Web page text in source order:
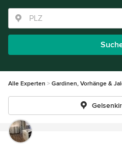
Alle Experten Gardinen, Vorhänge &